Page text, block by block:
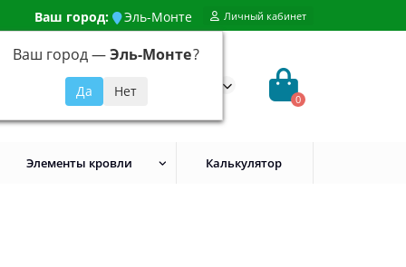
Ваш город: Эль-Монте
Ваш город —Эль-Монте?
Личный кабинет
648-92-94
0
Элементы кровли Калькулятор